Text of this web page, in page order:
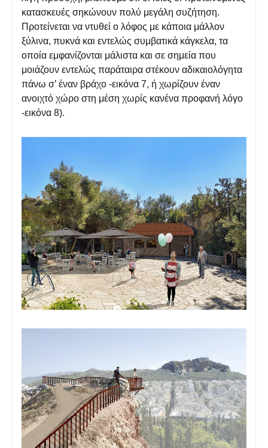
κατασκευές σηκώνουν πολύ μεγάλη συζήτηση.
Προτείνεται να ντυθεί ο λόφος με κάποια μάλλον
ξύλινα, πυκνά και εντελώς συμβατικά κάγκελα, τα
οποία εμφανίζονται μάλιστα και σε σημεία που
μοιάζουν εντελώς παράταιρα στέκουν αδικαιολόγητα
πάνω σ’ έναν βράχο -εικόνα 7, ή χωρίζουν έναν
ανοιχτό χώρο στη μέση χωρίς κανένα προφανή λόγο
-εικόνα 8).